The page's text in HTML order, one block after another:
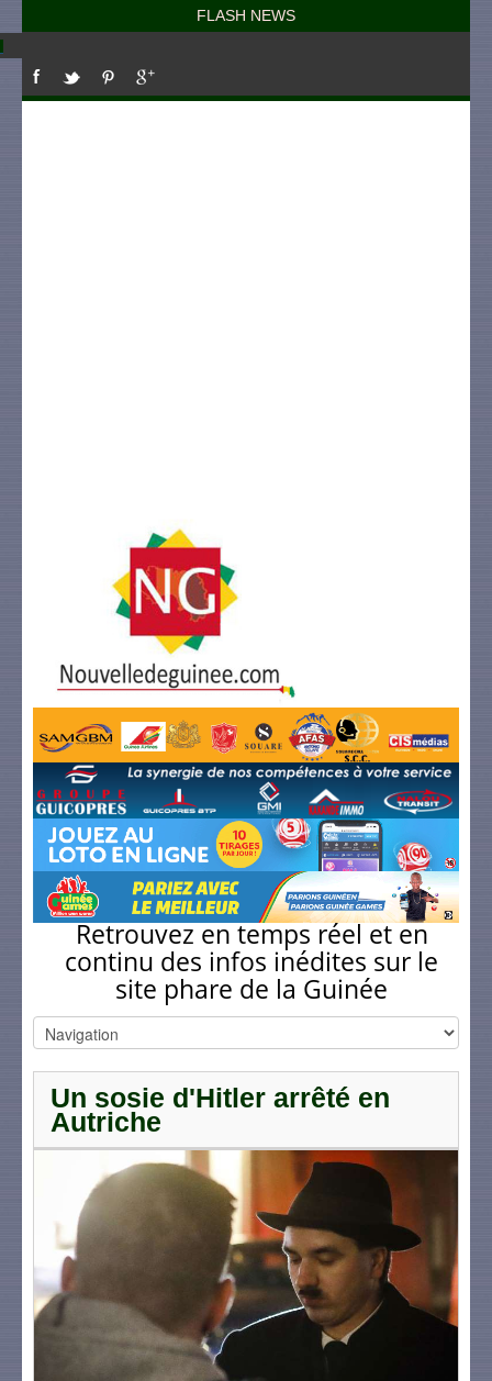
FLASH NEWS
Retrouvez en temps réel et en
continu des infos inédites sur le
site phare de la Guinée
Un sosie d'Hitler arrêté en
Autriche